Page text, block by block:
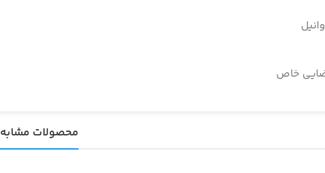
خاص
محصولات مشابه